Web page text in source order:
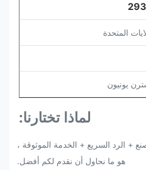
لماذا تختارنا:
+ الرد السريع + الخدمة الموثوقة ،
هو ما نحاول أن نقدم لكم أفضل.